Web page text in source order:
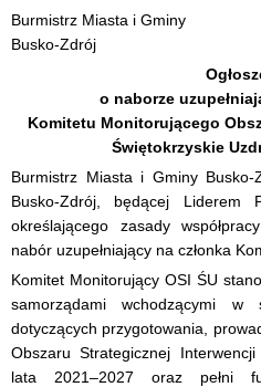
Burmistrz Miasta i Gminy
Busko-Zdrój
o naborze
Komitetu Monitorującego
Świętokrzyskie
Burmistrz Miasta i Gminy
Busko-Zdrój, będącej Liderem
określającego zasady
nabór uzupełniający na członka
Komitet Monitorujący OSI ŚU
samorządami wchodzącymi
dotyczących przygotowania,
Obszaru Strategicznej
lata 2021–2027 oraz pełni